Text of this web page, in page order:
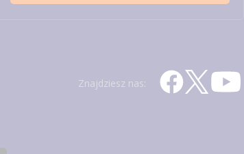
Znajdziesz nas: